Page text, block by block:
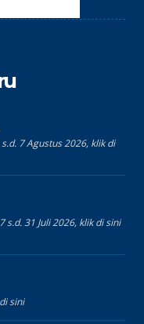
7 Agustus 2026, klik di
31 Juli 2026, klik di sini
sini